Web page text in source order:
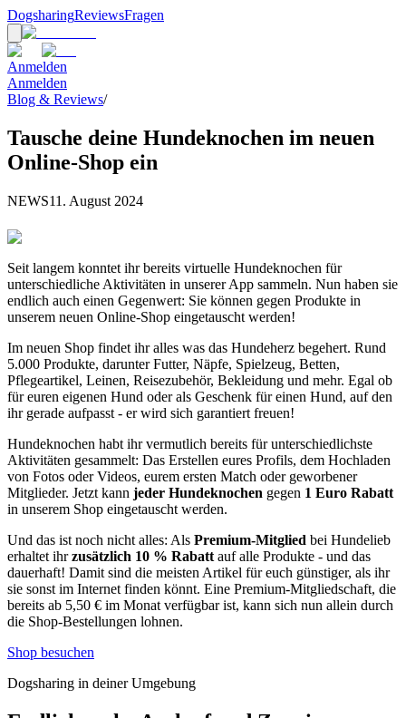
DogsharingReviewsFragen
Anmelden
Anmelden
Blog & Reviews/
Tausche deine Hundeknochen im neuen
Online-Shop ein
NEWS11. August 2024
Seit langem konntet ihr bereits virtuelle Hundeknochen für
unterschiedliche Aktivitäten in unserer App sammeln. Nun haben sie
endlich auch einen Gegenwert: Sie können gegen Produkte in
unserem neuen Online-Shop eingetauscht werden!
Im neuen Shop findet ihr alles was das Hundeherz begehert. Rund
5.000 Produkte, darunter Futter, Näpfe, Spielzeug, Betten,
Pflegeartikel, Leinen, Reisezubehör, Bekleidung und mehr. Egal ob
für euren eigenen Hund oder als Geschenk für einen Hund, auf den
ihr gerade aufpasst - er wird sich garantiert freuen!
Hundeknochen habt ihr vermutlich bereits für unterschiedlichste
Aktivitäten gesammelt: Das Erstellen eures Profils, dem Hochladen
von Fotos oder Videos, eurem ersten Match oder geworbener
Mitglieder. Jetzt kann jeder Hundeknochen gegen 1 Euro Rabatt
in unserem Shop eingetauscht werden.
Und das ist noch nicht alles: Als Premium-Mitglied bei Hundelieb
erhaltet ihrzusätzlich 10 % Rabatt auf alle Produkte - und das
dauerhaft! Damit sind die meisten Artikel für euch günstiger, als ihr
sie sonst im Internet finden könnt. Eine Premium-Mitgliedschaft, die
bereits ab 5,50 € im Monat verfügbar ist, kann sich nun allein durch
die Shop-Bestellungen lohnen.
Shop besuchen
Dogsharing in deiner Umgebung